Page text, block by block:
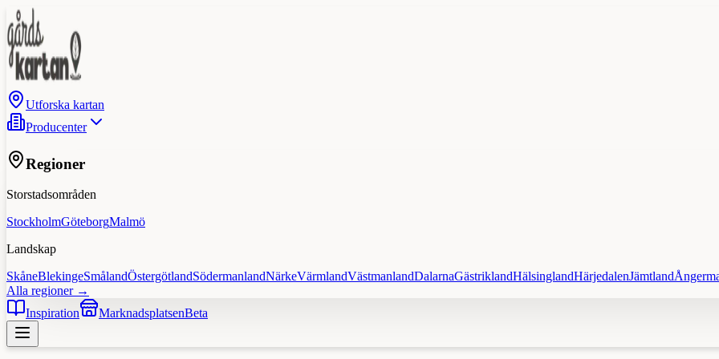
Utforska kartan
Producenter
Regioner
Storstadsområden
StockholmGöteborgMalmö
Landskap
SkåneBlekingeSmålandÖstergötlandSödermanlandNärkeVärmlandVästmanlandDalarnaGästriklandHälsinglandHärjedalenJämtland
Alla regioner →
Inspiration
MarknadsplatsenBeta